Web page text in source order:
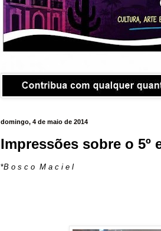
domingo, 4 de maio de 2014
Impressões sobre o 5º
*B o s c o M a c i e l